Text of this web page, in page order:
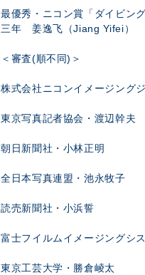
最優秀・ニコン賞「ダイビン
三年 姜逸飞（Jiang Yifei）
＜審査(順不同)＞
株式会社ニコンイメージング
東京写真記者協会・渡辺幹夫
朝日新聞社・小林正明
全日本写真連盟・池永牧子
読売新聞社・小浜誓
富士フイルムイメージングシ
東京工芸大学・勝倉崚太